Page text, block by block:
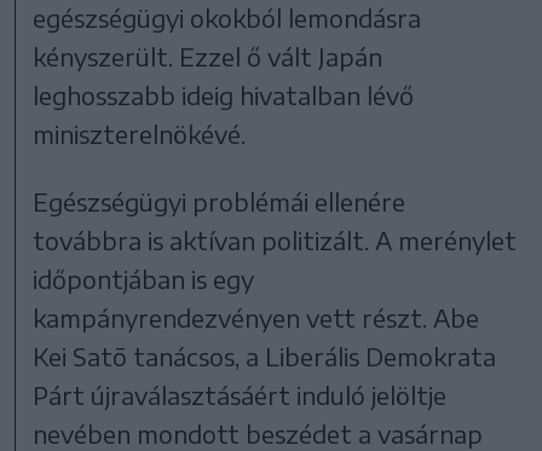
egészségügyi okokból lemondásra
kényszerült. Ezzel ő vált Japán
leghosszabb ideig hivatalban lévő
miniszterelnökévé.
Egészségügyi problémái ellenére
továbbra is aktívan politizált. A merénylet
időpontjában is egy
kampányrendezvényen vett részt. Abe
Kei Satō tanácsos, a Liberális Demokrata
Párt újraválasztásáért induló jelöltje
nevében mondott beszédet a vasárnap